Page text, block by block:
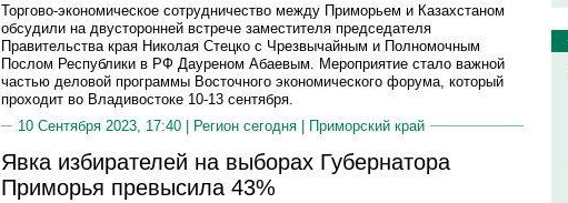
Торгово-экономическое сотрудничество между Приморьем и Казахстаном
обсудили на двусторонней встрече заместителя председателя
Правительства края Николая Стецко с Чрезвычайным и Полномочным
Послом Республики в РФ Дауреном Абаевым. Мероприятие стало важной
частью деловой программы Восточного экономического форума, который
проходит во Владивостоке 10-13 сентября.
10 Сентября 2023, 17:40 |
Регион сегодня Приморский край
Явка избирателей на выборах Губернатора
Приморья превысила 43%